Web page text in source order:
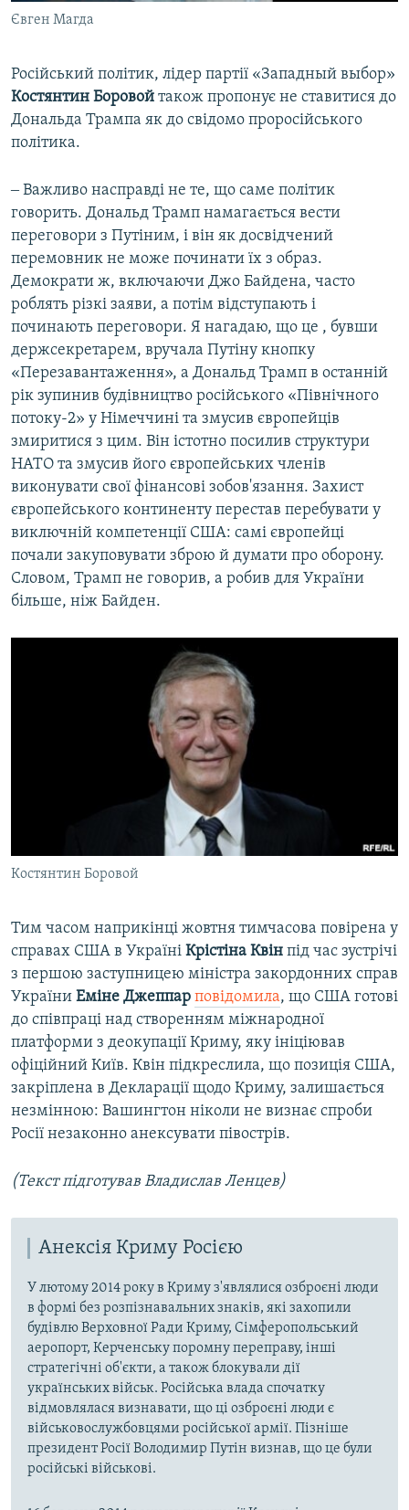
Євген Магда
Російський політик, лідер партії «Западный выбор»
Костянтин Боровой також пропонує не ставитися до
Дональда Трампа як до свідомо проросійського
політика.
‒ Важливо насправді не те, що саме політик
говорить. Дональд Трамп намагається вести
переговори з Путіним, і він як досвідчений
перемовник не може починати їх з образ.
Демократи ж, включаючи Джо Байдена, часто
роблять різкі заяви, а потім відступають і
починають переговори. Я нагадаю, що це , бувши
держсекретарем, вручала Путіну кнопку
«Перезавантаження», а Дональд Трамп в останній
рік зупинив будівництво російського «Північного
потоку-2» у Німеччині та змусив європейців
змиритися з цим. Він істотно посилив структури
НАТО та змусив його європейських членів
виконувати свої фінансові зобов'язання. Захист
європейського континенту перестав перебувати у
виключній компетенції США: самі європейці
почали закуповувати зброю й думати про оборону.
Словом, Трамп не говорив, а робив для України
більше, ніж Байден.
Костянтин Боровой
Тим часом наприкінці жовтня тимчасова повірена у
справах США в Україні Крістіна Квін під час зустрічі
з першою заступницею міністра закордонних справ
України Еміне Джеппар повідомила, що США готові
до співпраці над створенням міжнародної
платформи з деокупації Криму, яку ініціював
офіційний Київ. Квін підкреслила, що позиція США,
закріплена в Декларації щодо Криму, залишається
незмінною: Вашингтон ніколи не визнає спроби
Росії незаконно анексувати півострів.
(Текст підготував Владислав Ленцев)
Анексія Криму Росією
У лютому 2014 року в Криму з'являлися озброєні люди
в формі без розпізнавальних знаків, які захопили
будівлю Верховної Ради Криму, Сімферопольський
аеропорт, Керченську поромну переправу, інші
стратегічні об'єкти, а також блокували дії
українських військ. Російська влада спочатку
відмовлялася визнавати, що ці озброєні люди є
військовослужбовцями російської армії. Пізніше
президент Росії Володимир Путін визнав, що це були
російські військові.